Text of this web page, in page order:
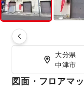
大分県
中津市
図面・フロアマ